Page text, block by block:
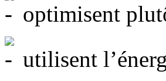
optimisent
utilisent